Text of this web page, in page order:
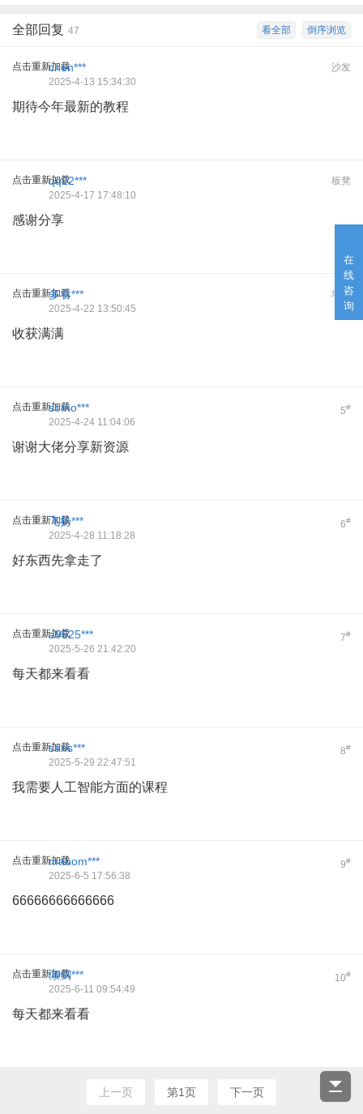
在
线
咨
询
倒序浏览
看全部
全部回复 47
点击重新加载 沙发
chen***
2025-4-13 15:34:30
期待今年最新的教程
点击重新加载 板凳
qq22***
2025-4-17 17:48:10
感谢分享
点击重新加载 地板
多看***
2025-4-22 13:50:45
收获满满
点击重新加载 5#
somo***
2025-4-24 11:04:06
谢谢大佬分享新资源
点击重新加载 6#
飞扬***
2025-4-28 11:18:28
好东西先拿走了
点击重新加载 7#
a9525***
2025-5-26 21:42:20
每天都来看看
点击重新加载 8#
sans***
2025-5-29 22:47:51
我需要人工智能方面的课程
点击重新加载 9#
mabom***
2025-6-5 17:56:38
66666666666666
点击重新加载 10#
倾倒***
2025-6-11 09:54:49
每天都来看看
上一页 第1页 下一页